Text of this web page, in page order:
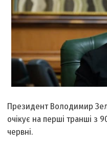
Президент Володимир
очікує на перші транші з
червні.